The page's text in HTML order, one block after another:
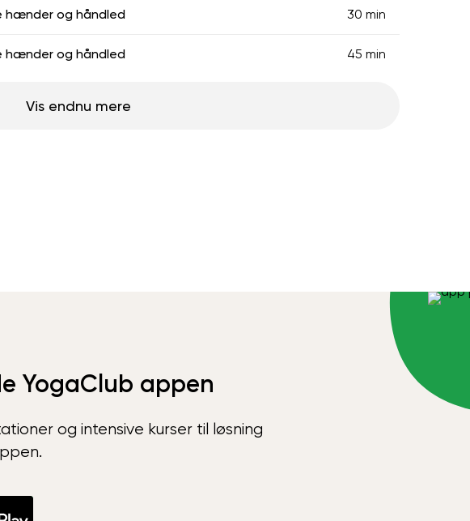
hænder og håndled 30 min
hænder og håndled 45 min
Vis endnu mere
YogaClub appen
og intensive kurser til løsning